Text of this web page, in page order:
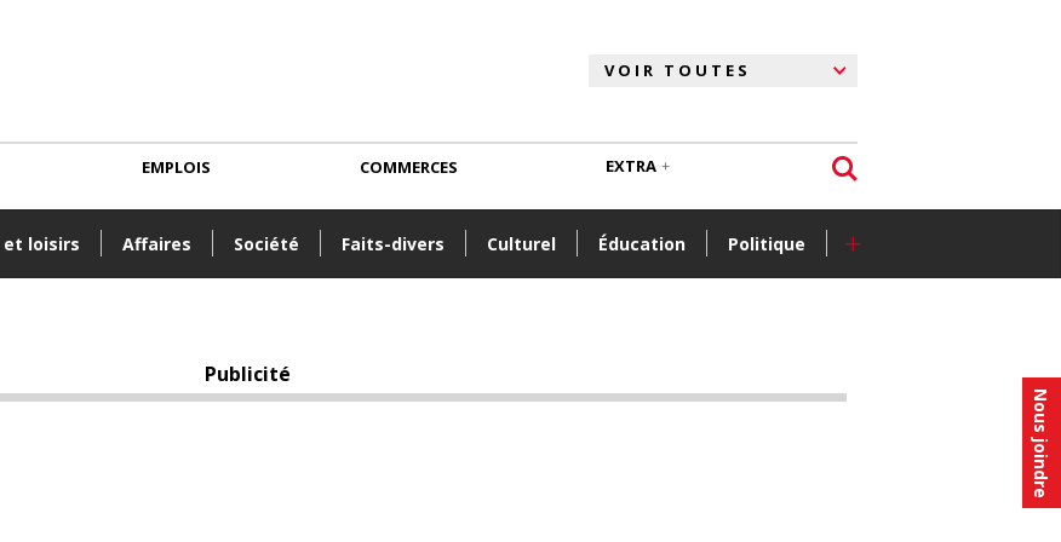
Nous joindre
et loisirs Affaires Société Faits-divers Culturel Éducation Politique +
EMPLOIS COMMERCES EXTRA
Publicité